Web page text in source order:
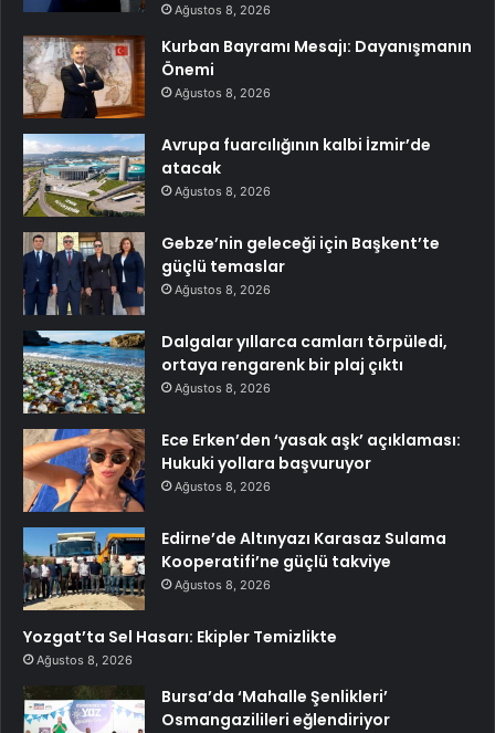
Ağustos 8, 2026
Kurban Bayramı Mesajı: Dayanışmanın
Önemi
Ağustos 8, 2026
Avrupa fuarcılığının kalbi İzmir’de
atacak
Ağustos 8, 2026
Gebze’nin geleceği için Başkent’te
güçlü temaslar
Ağustos 8, 2026
Dalgalar yıllarca camları törpüledi,
ortaya rengarenk bir plaj çıktı
Ağustos 8, 2026
Ece Erken’den ‘yasak aşk’ açıklaması:
Hukuki yollara başvuruyor
Ağustos 8, 2026
Edirne’de Altınyazı Karasaz Sulama
Kooperatifi’ne güçlü takviye
Ağustos 8, 2026
Yozgat’ta Sel Hasarı: Ekipler Temizlikte
Ağustos 8, 2026
Bursa’da ‘Mahalle Şenlikleri’
Osmangazilileri eğlendiriyor